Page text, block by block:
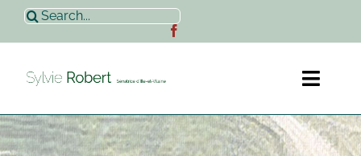
Passer
contenu
Rechercher:
Accueil